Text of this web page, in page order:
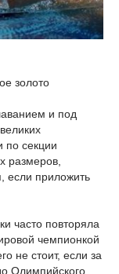
золото
и под
по секции
размеров,
если приложить
часто повторяла
чемпионкой
не стоит, если за
Олимпийского